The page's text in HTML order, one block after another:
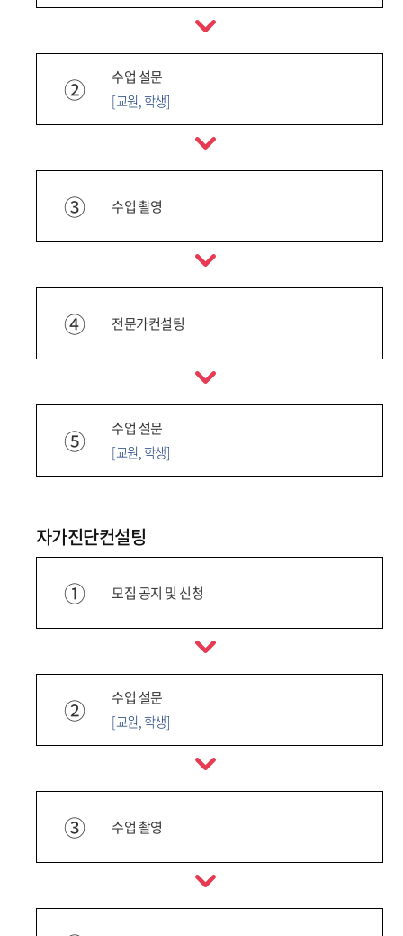
②
수업 설문
[교원, 학생]
③ 수업 촬영
④ 전문가컨설팅
⑤
수업 설문
[교원, 학생]
자가진단컨설팅
① 모집 공지 및 신청
②
수업 설문
[교원, 학생]
③ 수업 촬영